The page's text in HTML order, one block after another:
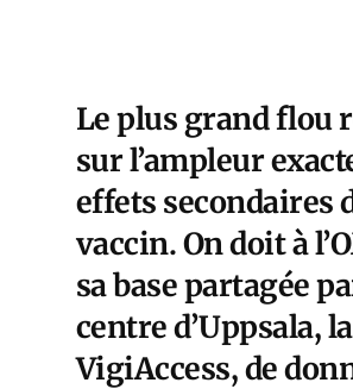
Le plus grand flou
sur l’ampleur
effets secondaires
vaccin. On doit à
sa base partagée
centre d’Uppsala,
VigiAccess, de